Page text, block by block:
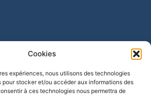
Cookies
expériences, nous utilisons des technologies
pour stocker et/ou accéder aux informations des
à ces technologies nous permettra de